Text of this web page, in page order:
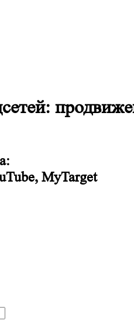
MyTarget